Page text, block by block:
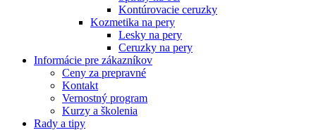
Kontúrovacie ceruzky
Kozmetika na pery
Lesky na pery
Ceruzky na pery
Informácie pre zákazníkov
Ceny za prepravné
Kontakt
Vernostný program
Kurzy a školenia
Rady a tipy